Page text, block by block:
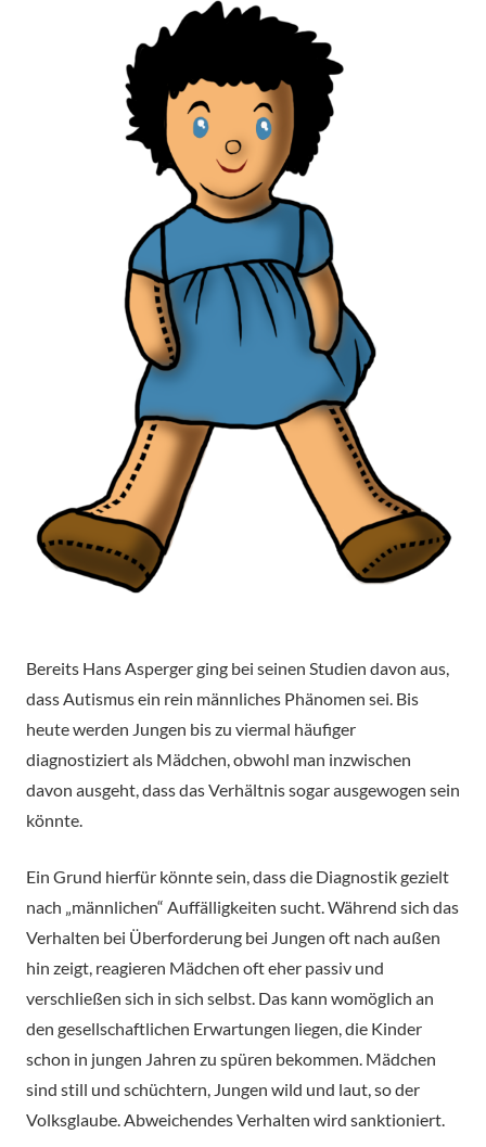
Bereits Hans Asperger ging bei seinen Studien davon aus,
dass Autismus ein rein männliches Phänomen sei. Bis
heute werden Jungen bis zu viermal häufiger
diagnostiziert als Mädchen, obwohl man inzwischen
davon ausgeht, dass das Verhältnis sogar ausgewogen sein
könnte.
Ein Grund hierfür könnte sein, dass die Diagnostik gezielt
nach „männlichen“ Auffälligkeiten sucht. Während sich das
Verhalten bei Überforderung bei Jungen oft nach außen
hin zeigt, reagieren Mädchen oft eher passiv und
verschließen sich in sich selbst. Das kann womöglich an
den gesellschaftlichen Erwartungen liegen, die Kinder
schon in jungen Jahren zu spüren bekommen. Mädchen
sind still und schüchtern, Jungen wild und laut, so der
Volksglaube. Abweichendes Verhalten wird sanktioniert.